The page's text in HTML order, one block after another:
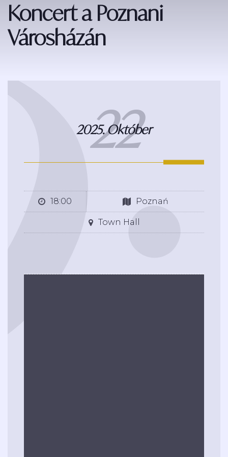
Koncert a Poznani
Városházán
2025. Október
22
18:00 Poznań
Town Hall